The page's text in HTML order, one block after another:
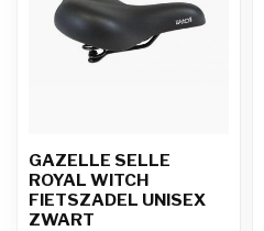
GAZELLE SELLE
ROYAL WITCH
FIETSZADEL UNISEX
ZWART